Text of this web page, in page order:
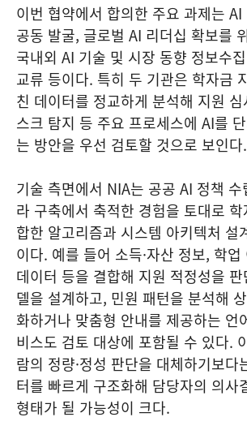
이번 협약에서 합의한 주요 과제는
공동 발굴, 글로벌 AI 리더십 확보를
국내외 AI 기술 및 시장 동향 정보수
교류 등이다. 특히 두 기관은 학자금
친 데이터를 정교하게 분석해 지원
스크 탐지 등 주요 프로세스에 AI를
는 방안을 우선 검토할 것으로 보인다.
기술 측면에서 NIA는 공공 AI 정책
라 구축에서 축적한 경험을 토대로
합한 알고리즘과 시스템 아키텍처 설
이다. 예를 들어 소득·자산 정보, 학
데이터 등을 결합해 지원 적정성을
델을 설계하고, 민원 패턴을 분석해
화하거나 맞춤형 안내를 제공하는 언
비스도 검토 대상에 포함될 수 있다.
람의 정량·정성 판단을 대체하기보다
터를 빠르게 구조화해 담당자의 의사
형태가 될 가능성이 크다.